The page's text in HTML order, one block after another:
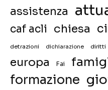
assistenza
caf acli chiesa
detrazioni dichiarazione diritti
europa Fai
formazione